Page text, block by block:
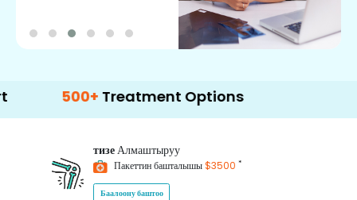
500+ Treatment Options
тизеАлмаштыруу
Пакеттин башталышы$3500 *
Баалоону баштоо